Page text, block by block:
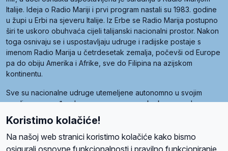
Italije. Ideja o Radio Mariji i prvi program nastali su 1983. godine
u župi u Erbi na sjeveru Italije. Iz Erbe se Radio Marija postupno
širi te uskoro obuhvaća cijeli talijanski nacionalni prostor. Nakon
toga osnivaju se i uspostavljaju udruge i radijske postaje s
imenom Radio Marija u četrdesetak zemalja, počevši od Europe
pa do obiju Amerika i Afrike, sve do Filipina na azijskom
kontinentu.
Sve su nacionalne udruge utemeljene autonomno u svojim
zemljama, a međusobna su povezane preko krovne udruge
pod nazivom Svjetska obitelj Radio Marije (World Family of
Radio Maria). Svjetsku obitelj utemeljilo je sedam članica, među
kojima je i hrvatska Udruga Radio Marija.
Koristimo kolačiće!
Na našoj web stranici koristimo kolačiće kako bismo
osigurali osnovne funkcionalnosti i pravilno funkcioniranje